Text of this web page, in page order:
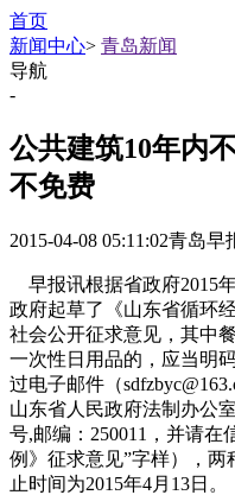
首页
新闻中心> 青岛新闻
导航
-
公共建筑10年内
不免费
2015-04-08 05:11:02青岛早
早报讯根据省政府2015
政府起草了《山东省循环
社会公开征求意见，其中
一次性日用品的，应当明
过电子邮件（
山东省人民政府法制办公
号,邮编：250011，并请在
例》征求意见”字样），
止时间为2015年4月13日。